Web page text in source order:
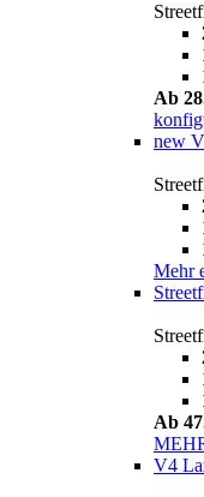
Ab
new
Mehr
Ab
V4